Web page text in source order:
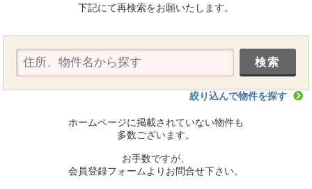
下記にて再検索をお願いたします。
絞り込んで物件を探す
ホームページに掲載されていない物件も
多数ございます。
お手数ですが、
会員登録フォームよりお問合せ下さい。